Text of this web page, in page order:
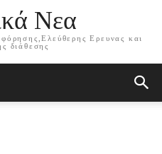
Νεα
Ερευνας και
διάθεσης